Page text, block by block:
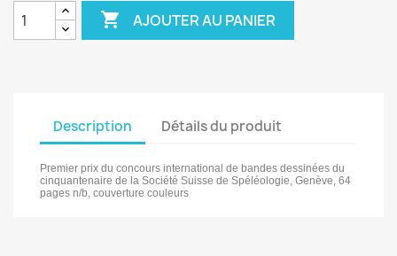
 AJOUTER AU PANIER
Description Détails du produit
Premier prix du concours international de bandes dessinées du
cinquantenaire de la Société Suisse de Spéléologie, Genève, 64
pages n/b, couverture couleurs